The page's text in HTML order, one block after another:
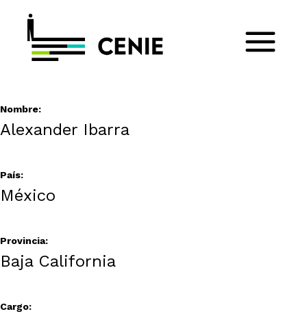
Nombre:
Alexander Ibarra
País:
México
Provincia:
Baja California
Cargo: